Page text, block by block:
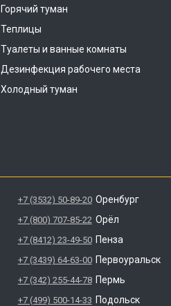
Горячий туман
Теплицы
Туалеты и ванные комнаты
Дезинфекция рабочего места
Холодный туман
+7 (3532) 50-89-20 Оренбург
+7 (800) 707-85-22 Орёл
+7 (8412) 23-49-50 Пенза
+7 (3439) 64-63-00 Первоуральск
+7 (342) 255-44-78 Пермь
+7 (499) 500-14-33 Подольск